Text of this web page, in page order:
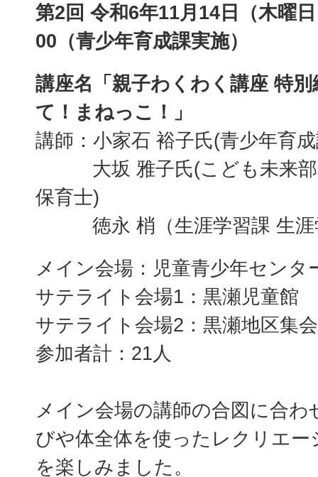
第2回 令和6年11月14日（木曜
00（青少年育成課実施）
講座名「親子わくわく講座 特
て！まねっこ！」
講師：小家石 裕子氏(青少年育
大坂 雅子氏(こども未来部
保育士)
徳永 梢（生涯学習課 生涯
メイン会場：児童青少年センタ
サテライト会場1：黒瀬児童館
サテライト会場2：黒瀬地区集
参加者計：21人
メイン会場の講師の合図に合わ
びや体全体を使ったレクリエー
を楽しみました。